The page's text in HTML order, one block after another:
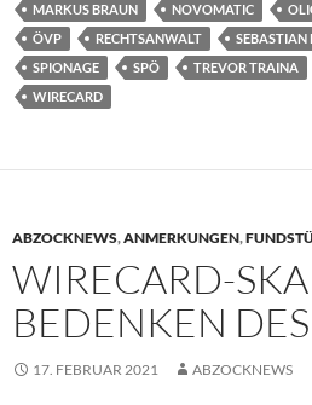
MARKUS BRAUN
NOVOMATIC
ÖVP
RECHTSANWALT SEBASTIAN
SPIONAGE
SPÖ TREVOR TRAINA
WIRECARD
ABZOCKNEWS,ANMERKUNGEN,
WIRECARD-
BEDENKEN
17. FEBRUAR 2021 ABZOCKNEWS